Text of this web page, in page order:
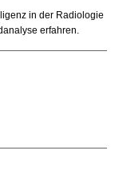
in der Radiologie
erfahren.